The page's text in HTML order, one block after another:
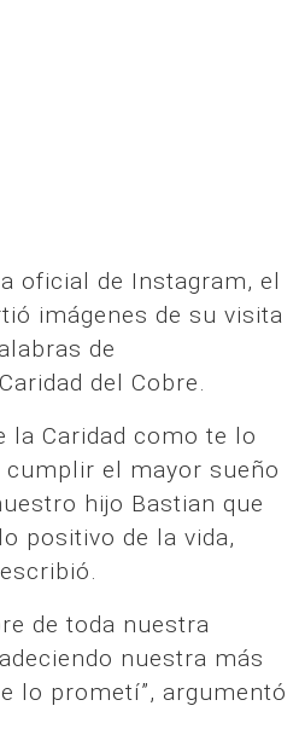
oficial de Instagram, el
imágenes de su visita
de
del Cobre.
la Caridad como te lo
el mayor sueño
hijo Bastian que
positivo de la vida,
de toda nuestra
nuestra más
lo prometí”, argumentó